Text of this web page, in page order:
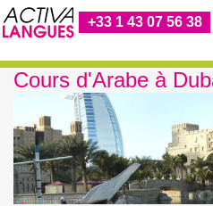
+33 1 43 07 56 38
Cours d'Arabe à